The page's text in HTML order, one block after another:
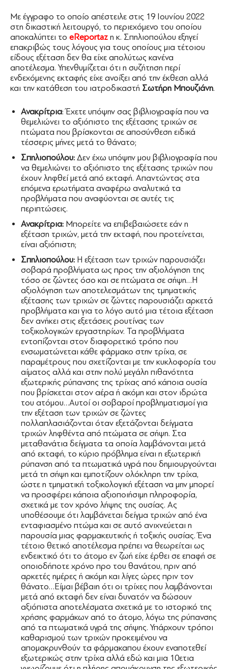
Με έγγραφο το οποίο απέστειλε στις 19 Ιουνίου 2022
στη δικαστική λειτουργό, το περιεχόμενο του οποίου
αποκαλύπτει το eReportaz η κ. Σπηλιοπούλου εξηγεί
επακριβώς τους λόγους για τους οποίους μια τέτοιου
είδους εξέταση δεν θα είχε απολύτως κανένα
αποτέλεσμα. Υπενθυμίζεται ότι η συζήτηση περί
ενδεχόμενης εκταφής είχε ανοίξει από την έκθεση αλλά
και την κατάθεση του ιατροδικαστή Σωτήρη Μπουζιάνη.
Ανακρίτρια: Έχετε υπόψην σας βιβλιογραφία που να
θεμελιώνει το αξιόπιστο της εξέτασης τριχών σε
πτώματα που βρίσκονται σε αποσύνθεση ειδικά
τέσσερις μήνες μετά το θάνατο;
Σπηλιοπούλου: Δεν έχω υπόψην μου βιβλιογραφία που
να θεμελιώνει το αξιόπιστο της εξέτασης τριχών που
έχουν ληφθεί μετά από εκταφή. Απαντώντας στα
επόμενα ερωτήματα αναφέρω αναλυτικά τα
προβλήματα που αναφύονται σε αυτές τις
περιπτώσεις.
Ανακρίτρια: Μπορείτε να επιβεβαιώσετε εάν η
εξέταση τριχών, μετά την εκταφή, που προτείνεται,
είναι αξιόπιστη;
Σπηλιοπούλου: Η εξέταση των τριχών παρουσιάζει
σοβαρά προβλήματα ως προς την αξιολόγηση της
τόσο σε ζώντες όσο και σε πτώματα σε σήψη…Η
αξιολόγηση των αποτελεσμάτων της τμηματικής
εξέτασης των τριχών σε ζώντες παρουσιάζει αρκετά
προβλήματα και για το λόγο αυτό μια τέτοια εξέταση
δεν ανήκει στις εξετάσεις ρουτίνας των
τοξικολογικών εργαστηρίων. Τα προβλήματα
εντοπίζονται στον διαφορετικό τρόπο που
ενσωματώνεται κάθε φάρμακο στην τρίχα, σε
παραμέτρους που σχετίζονται με την κυκλοφορία του
αίματος αλλά και στην πολύ μεγάλη πιθανότητα
εξωτερικής ρύπανσης της τρίχας από κάποια ουσία
που βρίσκεται στον αέρα ή ακόμη και στον ιδρώτα
του ατόμου…Αυτοί οι σοβαροί προβληματισμοί για
την εξέταση των τριχών σε ζώντες
πολλαπλασιάζονται όταν εξετάζονται δείγματα
τριχών ληφθέντα από πτώματα σε σήψη. Στα
μεταθανάτια δείγματα τα οποία λαμβάνονται μετά
από εκταφή, το κύριο πρόβλημα είναι η εξωτερική
ρύπανση από τα πτωματικά υγρά που δημιουργούνται
μετά τη σήψη και εμποτίζουν ολόκληρη την τρίχα,
ώστε η τμηματική τοξικολογική εξέταση να μην μπορεί
να προσφέρει κάποια αξιοποιήσιμη πληροφορία,
σχετικά με τον χρόνο λήψης της ουσίας. Ας
υποθέσουμε ότι λαμβάνεται δείγμα τριχών από ένα
ενταφιασμένο πτώμα και σε αυτό ανιχνεύεται η
παρουσία μιας φαρμακευτικής ή τοξικής ουσίας. Ένα
τέτοιο θετικό αποτέλεσμα πρέπει να θεωρείται ως
ενδεικτικό ότι το άτομο εν ζωή είχε έρθει σε επαφή σε
οποιοδήποτε χρόνο προ του θανάτου, πριν από
αρκετές ημέρες ή ακόμη και λίγες ώρες πριν τον
θάνατο…Είμαι βέβαιη ότι οι τρίχες που λαμβάνονται
μετά από εκταφή δεν είναι δυνατόν να δώσουν
αξιόπιστα αποτελέσματα σχετικά με το ιστορικό της
χρήσης φαρμάκων από το άτομο, λόγω της ρύπανσης
από τα πτωματικά υγρά της σήψης. Υπάρχουν τρόποι
καθαρισμού των τριχών προκειμένου να
απομακρυνθούν τα φάρμακαπου έχουν εναποτεθεί
εξωτερικώς στην τρίχα αλλά εδώ και μια 10ετια